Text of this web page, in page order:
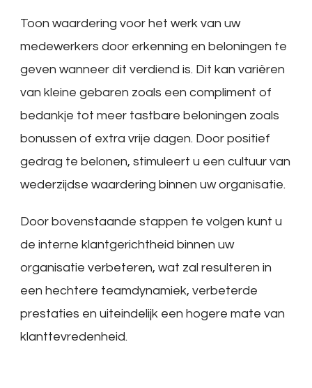
Toon waardering voor het werk van uw
medewerkers door erkenning en beloningen te
geven wanneer dit verdiend is. Dit kan variëren
van kleine gebaren zoals een compliment of
bedankje tot meer tastbare beloningen zoals
bonussen of extra vrije dagen. Door positief
gedrag te belonen, stimuleert u een cultuur van
wederzijdse waardering binnen uw organisatie.
Door bovenstaande stappen te volgen kunt u
de interne klantgerichtheid binnen uw
organisatie verbeteren, wat zal resulteren in
een hechtere teamdynamiek, verbeterde
prestaties en uiteindelijk een hogere mate van
klanttevredenheid.